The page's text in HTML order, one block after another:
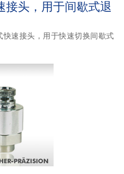
接头，用于间歇式退
速接头，用于快速切换间歇式